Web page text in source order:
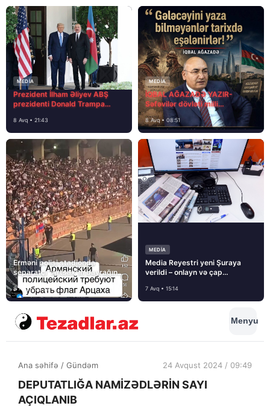
MEDİA
Prezident İlham Əliyev ABŞ
prezidenti Donald Trampa
8 Avq • 21:43
MEDİA
İQBAL AĞAZADƏ YAZIR-
Səfəvilər dövləti milli
dövlətdirmi?
8 Avq • 08:51
Erməni polisi stadionda
separatçı “Artsax”ın bayrağını
müsadirə etdi və…
8 Avq • 08:39
MEDİA
Media Reyestri yeni Şuraya
verildi – onlayn və çap
7 Avq • 15:14
Menyu
Ana səhifə / Gündəm 24 Avqust 2024 / 09:49
DEPUTATLIĞA NAMİZƏDLƏRİN SAYI
AÇIQLANIB